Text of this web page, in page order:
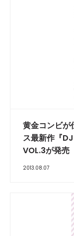
黄金コンビが
ス最新作『
VOL.3が発売
2013.08.07